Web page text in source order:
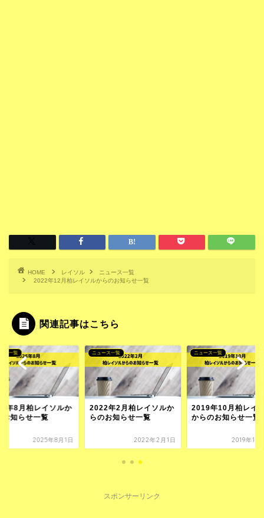
HOME レイソル
ニュース一覧
2022年12月柏レイソルからのお知らせ一覧
関連記事はこちら
ス一覧
年8月柏レイソルか
お知らせ一覧
2025年8月1日
ニュース一覧
2022年2月柏レイソルか
らのお知らせ一覧
2022年2月1日
ニュース一覧
2019年10月柏レイ
からのお知らせ一覧
2019年10
スポンサーリンク